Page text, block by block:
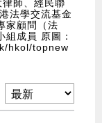
師、經民聯
法學交流基金
家顧問（法
成員 原圖：
hkol/topnew